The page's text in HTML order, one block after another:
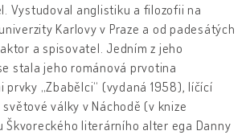
Vystudoval anglistiku a filozofii na
Karlovy v Praze a od padesátých
a spisovatel. Jedním z jeho
stala jeho románová prvotina
„Zbabělci“ (vydaná 1958), líčící
války v Náchodě (v knize
Škvoreckého literárního alter ega Danny